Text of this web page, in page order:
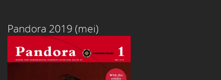
Pandora 2019 (mei)